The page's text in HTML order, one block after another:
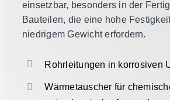
einsetzbar, besonders in der
Bauteilen, die eine hohe
niedrigem Gewicht erfordern.
Rohrleitungen in korrosiven
Wärmetauscher für